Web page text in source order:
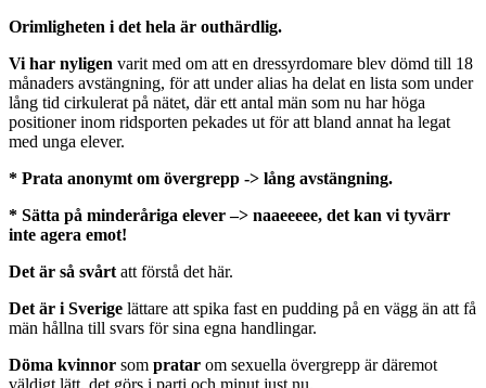
Orimligheten i det hela är outhärdlig.
Vi har nyligen varit med om att en dressyrdomare blev dömd till 18
månaders avstängning, för att under alias ha delat en lista som under
lång tid cirkulerat på nätet, där ett antal män som nu har höga
positioner inom ridsporten pekades ut för att bland annat ha legat
med unga elever.
* Prata anonymt om övergrepp -> lång avstängning.
* Sätta på minderåriga elever –> naaeeeee, det kan vi tyvärr
inte agera emot!
Det är så svårt att förstå det här.
Det är i Sverige lättare att spika fast en pudding på en vägg än att få
män hållna till svars för sina egna handlingar.
Döma kvinnor som pratar om sexuella övergrepp är däremot
väldigt lätt, det görs i parti och minut just nu.